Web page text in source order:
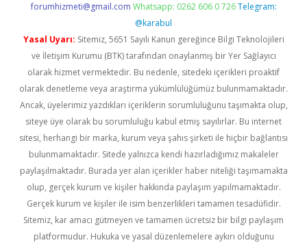
forumhizmeti@gmail.com Whatsapp: 0262 606 0 726 Telegram:
@karabul
Yasal Uyarı: Sitemiz, 5651 Sayılı Kanun gereğince Bilgi Teknolojileri
ve İletişim Kurumu (BTK) tarafından onaylanmış bir Yer Sağlayıcı
olarak hizmet vermektedir. Bu nedenle, sitedeki içerikleri proaktif
olarak denetleme veya araştırma yükümlülüğümüz bulunmamaktadır.
Ancak, üyelerimiz yazdıkları içeriklerin sorumluluğunu taşımakta olup,
siteye üye olarak bu sorumluluğu kabul etmiş sayılırlar. Bu internet
sitesi, herhangi bir marka, kurum veya şahıs şirketi ile hiçbir bağlantısı
bulunmamaktadır. Sitede yalnızca kendi hazırladığımız makaleler
paylaşılmaktadır. Burada yer alan içerikler haber niteliği taşımamakta
olup, gerçek kurum ve kişiler hakkında paylaşım yapılmamaktadır.
Gerçek kurum ve kişiler ile isim benzerlikleri tamamen tesadüfidir.
Sitemiz, kar amacı gütmeyen ve tamamen ücretsiz bir bilgi paylaşım
platformudur. Hukuka ve yasal düzenlemelere aykırı olduğunu